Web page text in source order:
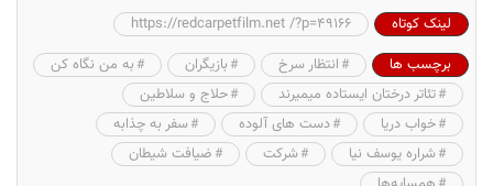
لینک کوتاه
https://redcarpetfilm.net /?p=49166
برچسب ها
انتظار سرخ بازیگران
به من نگاه کن
تئاتر درختان ایستاده میمیرند
حلاج و سلاطین
خواب دریا
دست های آلوده
سفر به چذابه
شراره یوسف نیا
شرکت
ضیافت شیطان